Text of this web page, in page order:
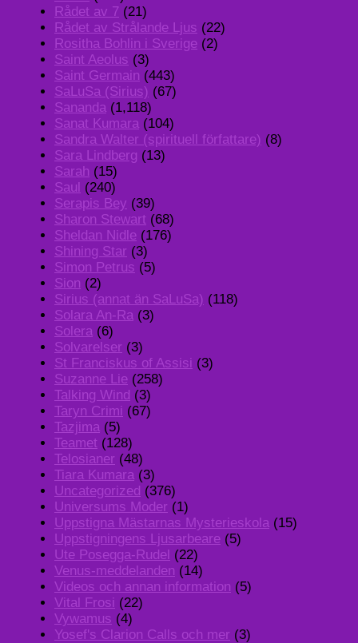
Rådet av 7 (21)
Rådet av Strålande Ljus (22)
Rositha Bohlin i Sverige (2)
Saint Aeolus (3)
Saint Germain (443)
SaLuSa (Sirius) (67)
Sananda (1,118)
Sanat Kumara (104)
Sandra Walter (spirituell författare) (8)
Sara Lindberg (13)
Sarah (15)
Saul (240)
Serapis Bey (39)
Sharon Stewart (68)
Sheldan Nidle (176)
Shining Star (3)
Simon Petrus (5)
Sion (2)
Sirius (annat än SaLuSa) (118)
Solara An-Ra (3)
Solera (6)
Solvarelser (3)
St Franciskus of Assisi (3)
Suzanne Lie (258)
Talking Wind (3)
Taryn Crimi (67)
Tazjima (5)
Teamet (128)
Telosianer (48)
Tiara Kumara (3)
Uncategorized (376)
Universums Moder (1)
Uppstigna Mästarnas Mysterieskola (15)
Uppstigningens Ljusarbeare (5)
Ute Posegga-Rudel (22)
Venus-meddelanden (14)
Videos och annan information (5)
Vital Frosi (22)
Vywamus (4)
Yosef's Clarion Calls och mer (3)